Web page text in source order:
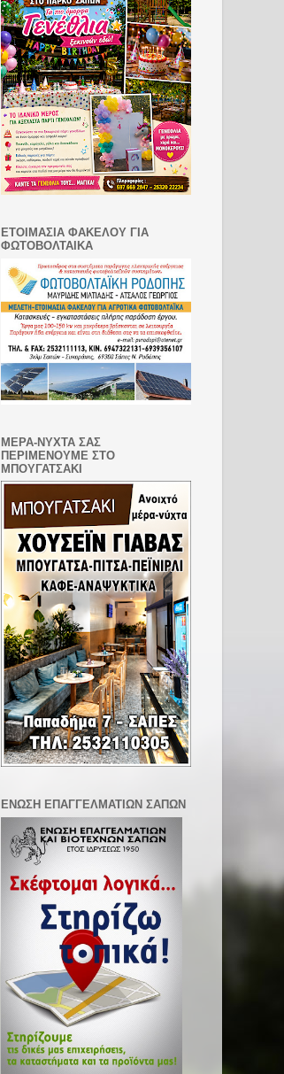
ΕΤΟΙΜΑΣΙΑ ΦΑΚΕΛΟΥ ΓΙΑ
ΦΩΤΟΒΟΛΤΑΙΚΑ
ΜΕΡΑ-ΝΥΧΤΑ ΣΑΣ
ΠΕΡΙΜΕΝΟΥΜΕ ΣΤΟ
ΜΠΟΥΓΑΤΣΑΚΙ
ΕΝΩΣΗ ΕΠΑΓΓΕΛΜΑΤΙΩΝ ΣΑΠΩΝ